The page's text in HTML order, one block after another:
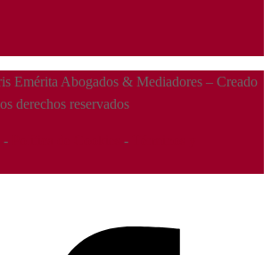
Emérita Abogados & Mediadores – Creado
derechos reservados
- -